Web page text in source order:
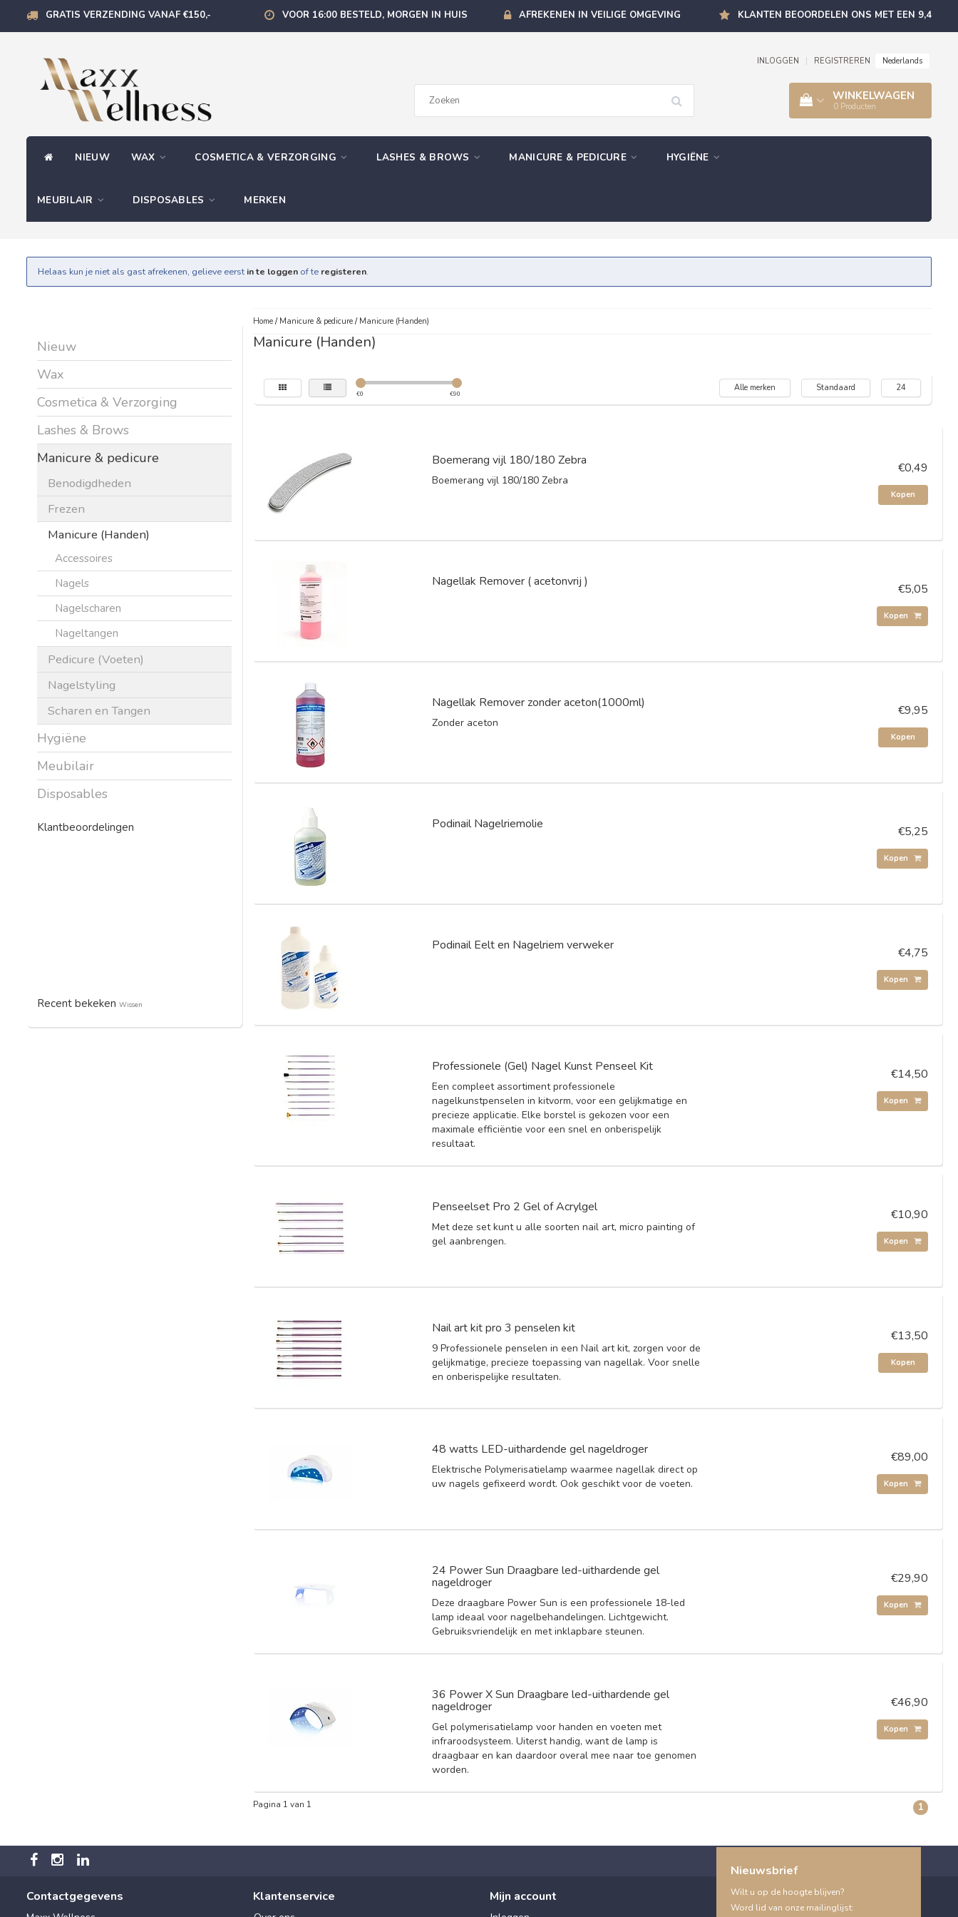
GRATIS VERZENDING VANAF €150,- VOOR 16:00 BESTELD, MORGEN IN HUIS AFREKENEN IN VEILIGE OMGEVING KLANTEN BEOORDELEN ONS MET EEN 9,4
INLOGGEN REGISTREREN Nederlands
WINKELWAGEN
0 Producten
NIEUW WAX COSMETICA & VERZORGING LASHES & BROWS MANICURE & PEDICURE HYGIËNE
MEUBILAIR DISPOSABLES MERKEN
Helaas kun je niet als gast afrekenen, gelieve eerst in te loggen of te registeren.
Nieuw
Wax
Cosmetica & Verzorging
Lashes & Brows
Manicure & pedicure
Benodigdheden
Frezen
Manicure (Handen)
Accessoires
Nagels
Nagelscharen
Nageltangen
Pedicure (Voeten)
Nagelstyling
Scharen en Tangen
Hygiëne
Meubilair
Disposables
Klantbeoordelingen
Recent bekeken Wissen
Home/ Manicure & pedicure/ Manicure (Handen)
Manicure (Handen)
€0 €90
Alle merken Standaard 24
Boemerang vijl 180/180 Zebra
Boemerang vijl 180/180 Zebra
€0,49
Kopen
Nagellak Remover ( acetonvrij ) €5,05
Kopen
Nagellak Remover zonder aceton(1000ml)
Zonder aceton
€9,95
Kopen
Podinail Nagelriemolie €5,25
Kopen
Podinail Eelt en Nagelriem verweker €4,75
Kopen
Professionele (Gel) Nagel Kunst Penseel Kit
Een compleet assortiment professionele
nagelkunstpenselen in kitvorm, voor een gelijkmatige en
precieze applicatie. Elke borstel is gekozen voor een
maximale efficiëntie voor een snel en onberispelijk
resultaat.
€14,50
Kopen
Penseelset Pro 2 Gel of Acrylgel
Met deze set kunt u alle soorten nail art, micro painting of
gel aanbrengen.
€10,90
Kopen
Nail art kit pro 3 penselen kit
9 Professionele penselen in een Nail art kit, zorgen voor de
gelijkmatige, precieze toepassing van nagellak. Voor snelle
en onberispelijke resultaten.
€13,50
Kopen
48 watts LED-uithardende gel nageldroger
Elektrische Polymerisatielamp waarmee nagellak direct op
uw nagels gefixeerd wordt. Ook geschikt voor de voeten.
€89,00
Kopen
24 Power Sun Draagbare led-uithardende gel
nageldroger
Deze draagbare Power Sun is een professionele 18-led
lamp ideaal voor nagelbehandelingen. Lichtgewicht.
Gebruiksvriendelijk en met inklapbare steunen.
€29,90
Kopen
36 Power X Sun Draagbare led-uithardende gel
nageldroger
Gel polymerisatielamp voor handen en voeten met
infraroodsysteem. Uiterst handig, want de lamp is
draagbaar en kan daardoor overal mee naar toe genomen
worden.
€46,90
Kopen
Pagina 1 van 1 1
Contactgegevens Klantenservice Mijn account
Nieuwsbrief
Wilt u op de hoogte blijven?
Word lid van onze mailinglijst: